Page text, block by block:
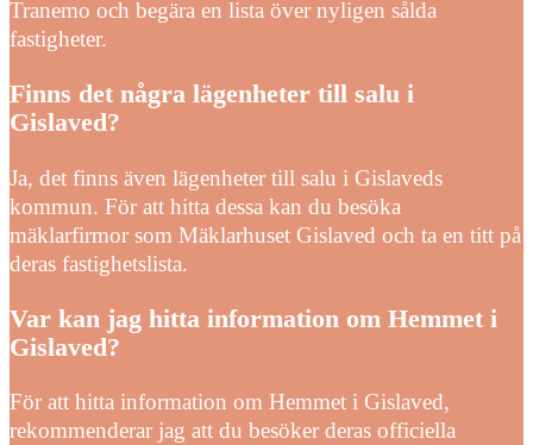
Tranemo och begära en lista över nyligen sålda
fastigheter.
Finns det några lägenheter till salu i
Gislaved?
Ja, det finns även lägenheter till salu i Gislaveds
kommun. För att hitta dessa kan du besöka
mäklarfirmor som Mäklarhuset Gislaved och ta en titt på
deras fastighetslista.
Var kan jag hitta information om Hemmet i
Gislaved?
För att hitta information om Hemmet i Gislaved,
rekommenderar jag att du besöker deras officiella